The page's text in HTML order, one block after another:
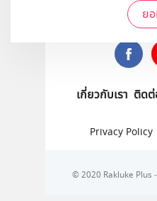
ย
ติดตา
เกี่ยวกับเรา ติดต่
Privacy Policy
© 2020 Rakluke Plus -